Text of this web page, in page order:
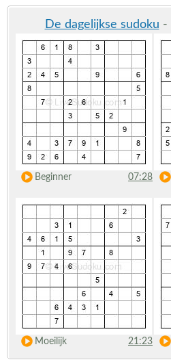
De dagelijkse sudoku -
Beginner 07:28
Moeilijk 21:23